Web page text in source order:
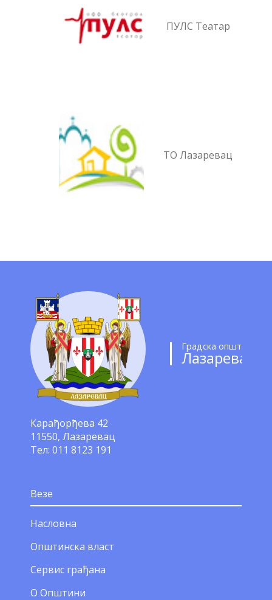
ПУЛС Театар
ТО Лазаревац
Градска општина
Лазаревац
Карађорђева 42
11550, Лазаревац
Тел: 011 8123 191
Везе
Насловна
Општинска власт
Сервис грађана
О Општини